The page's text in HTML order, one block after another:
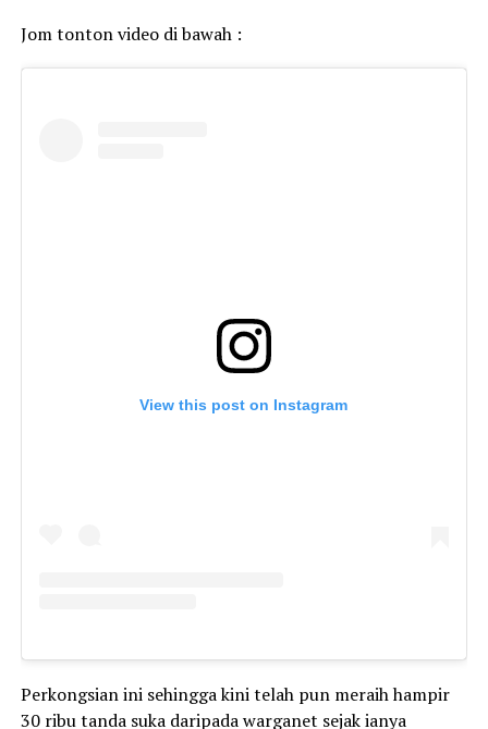
Jom tonton video di bawah :
View this post on Instagram
Perkongsian ini sehingga kini telah pun meraih hampir
30 ribu tanda suka daripada warganet sejak ianya